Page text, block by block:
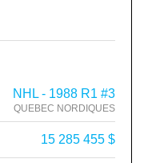
NHL - 1988 R1 #3
QUEBEC NORDIQUES
15 285 455 $